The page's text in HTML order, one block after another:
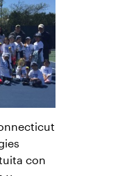
con